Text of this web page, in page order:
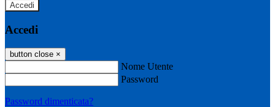
Accedi
Accedi
button close ×
Nome Utente
Password
Password dimenticata?